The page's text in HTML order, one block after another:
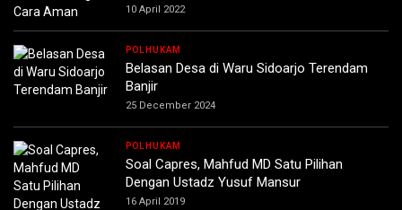
10 April 2022
POLHUKAM
Belasan Desa di Waru Sidoarjo Terendam
Banjir
25 December 2024
POLHUKAM
Soal Capres, Mahfud MD Satu Pilihan
Dengan Ustadz Yusuf Mansur
16 April 2019